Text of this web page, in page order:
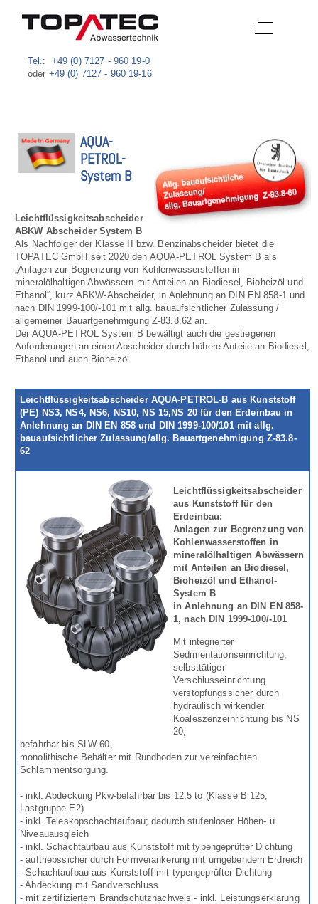
Off-Canvas
Tel.: +49 (0) 7127 - 960 19-0
oder +49 (0) 7127 - 960 19-16
AQUA-
PETROL-
System B
Leichtflüssigkeitsabscheider
ABKW Abscheider System B
Als Nachfolger der Klasse II bzw. Benzinabscheider bietet die
TOPATEC GmbH seit 2020 den AQUA-PETROL System B als
„Anlagen zur Begrenzung von Kohlenwasserstoffen in
mineralölhaltigen Abwässern mit Anteilen an Biodiesel, Bioheizöl und
Ethanol“, kurz ABKW-Abscheider, in Anlehnung an DIN EN 858-1 und
nach DIN 1999-100/-101 mit allg. bauaufsichtlicher Zulassung /
allgemeiner Bauartgenehmigung Z-83.8.62 an.
Der AQUA-PETROL System B bewältigt auch die gestiegenen
Anforderungen an einen Abscheider durch höhere Anteile an Biodiesel,
Ethanol und auch Bioheizöl
Leichtflüssigkeitsabscheider AQUA-PETROL-B aus Kunststoff
(PE) NS3, NS4, NS6, NS10, NS 15,NS 20 für den Erdeinbau in
Anlehnung an DIN EN 858 und DIN 1999-100/101 mit allg.
bauaufsichtlicher Zulassung/allg. Bauartgenehmigung Z-83.8-
62
Leichtflüssigkeitsabscheider
aus Kunststoff für den
Erdeinbau:
Anlagen zur Begrenzung von
Kohlenwasserstoffen in
mineralölhaltigen Abwässern
mit Anteilen an Biodiesel,
Bioheizöl und Ethanol-
System B
in Anlehnung an DIN EN 858-
1, nach DIN 1999-100/-101
Mit integrierter
Sedimentationseinrichtung,
selbsttätiger
Verschlusseinrichtung
verstopfungssicher durch
hydraulisch wirkender
Koaleszenzeinrichtung bis NS
20,
befahrbar bis SLW 60,
monolithische Behälter mit Rundboden zur vereinfachten
Schlammentsorgung.
- inkl. Abdeckung Pkw-befahrbar bis 12,5 to (Klasse B 125,
Lastgruppe E2)
- inkl. Teleskopschachtaufbau; dadurch stufenloser Höhen- u.
Niveauausgleich
- inkl. Schachtaufbau aus Kunststoff mit typengeprüfter Dichtung
- auftriebssicher durch Formverankerung mit umgebendem Erdreich
- Schachtaufbau aus Kunststoff mit typengeprüfter Dichtung
- Abdeckung mit Sandverschluss
- mit zertifiziertem Brandschutznachweis - inkl. Leistungserklärung